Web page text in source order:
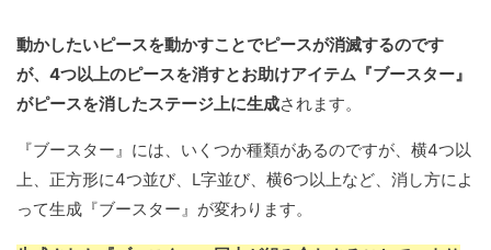
動かしたいピースを動かすことでピースが消滅するのです
が、4つ以上のピースを消すとお助けアイテム『ブースター』
がピースを消したステージ上に生成されます。
『ブースター』には、いくつか種類があるのですが、横4つ以
上、正方形に4つ並び、L字並び、横6つ以上など、消し方によ
って生成『ブースター』が変わります。